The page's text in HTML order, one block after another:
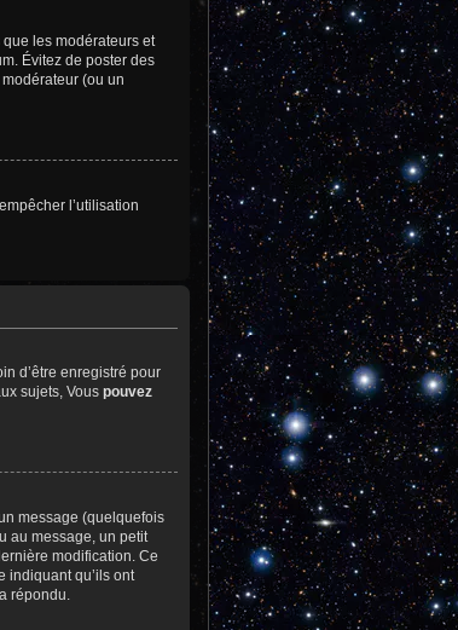
les modérateurs et
Évitez de poster des
(ou un
l’utilisation
d’être enregistré pour
sujets, Vous pouvez
message (quelquefois
au message, un petit
modification. Ce
indiquant qu’ils ont
répondu.